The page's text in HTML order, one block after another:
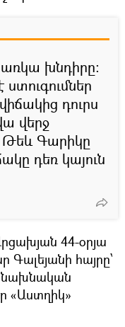
խնդիրը։
դուրս
վերջ
Թեև Գարիկը
դեռ կայուն
44-օրյա
հայրը՝
նախնական
«Աստղիկ»